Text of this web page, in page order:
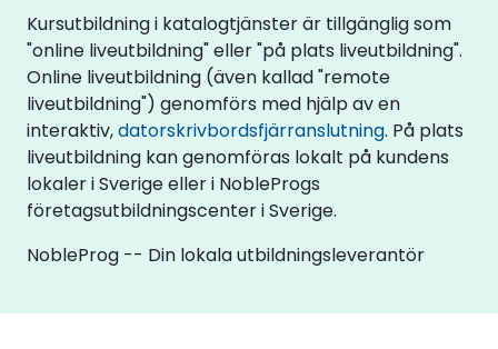
Kursutbildning i katalogtjänster är tillgänglig som
"online liveutbildning" eller "på plats liveutbildning".
Online liveutbildning (även kallad "remote
liveutbildning") genomförs med hjälp av en
interaktiv,datorskrivbordsfjärranslutning. På plats
liveutbildning kan genomföras lokalt på kundens
lokaler i Sverige eller i NobleProgs
företagsutbildningscenter i Sverige.
NobleProg -- Din lokala utbildningsleverantör